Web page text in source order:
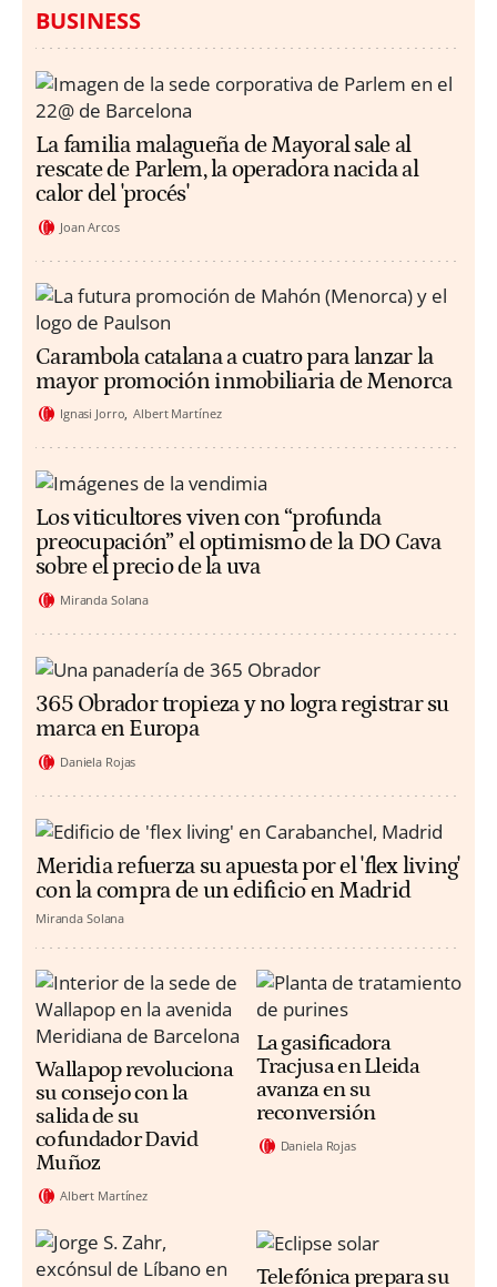
BUSINESS
La familia malagueña de Mayoral sale al
rescate de Parlem, la operadora nacida al
calor del 'procés'
Joan Arcos
Carambola catalana a cuatro para lanzar la
mayor promoción inmobiliaria de Menorca
Ignasi Jorro Albert Martínez
Los viticultores viven con “profunda
preocupación” el optimismo de la DO Cava
sobre el precio de la uva
Miranda Solana
365 Obrador tropieza y no logra registrar su
marca en Europa
Daniela Rojas
Meridia refuerza su apuesta por el 'flex living'
con la compra de un edificio en Madrid
Miranda Solana
Wallapop revoluciona
su consejo con la
salida de su
cofundador David
Muñoz
Albert Martínez
La gasificadora
Tracjusa en Lleida
avanza en su
reconversión
Daniela Rojas
Telefónica prepara su